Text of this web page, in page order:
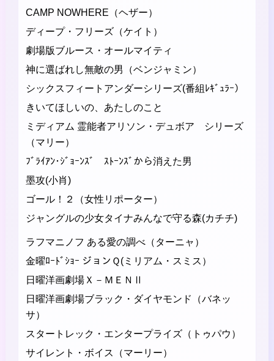
CAMP NOWHERE（ヘザー）
ディープ・フリーズ（ケイト）
劇場版ブルース・オールマイティ
神に選ばれし無敵の男（ベンジャミン）
シックスフィートアンダーシリーズ(番組ﾚｷﾞｭﾗｰ）
きいてほしいの、あたしのこと
ミディアム 霊能者アリソン・デュボア シリーズ
（マリー）
ﾌﾞﾗｲｱﾝ･ｼﾞｮｰﾝｽﾞ ｽﾄｰﾝｽﾞから消えた男
墨攻(小肖)
ゴール！２（女性リポーター）
ジャングルの少女タイナみんなで守る森(カチチ)
ラフマニノフ ある愛の調べ（ターニャ）
金曜ﾛｰﾄﾞｼｮｰ ジョンＱ(ミリアム・スミス）
日曜洋画劇場Ｘ－ＭＥＮⅡ
日曜洋画劇場ブラック・ダイヤモンド（バネッ
サ）
スタートレック・エンタープライズ（トゥパウ）
サイレント・ボイス（マーリー）